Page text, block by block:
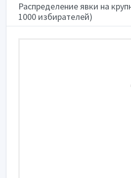
Распределение явки на
1000 избирателей)